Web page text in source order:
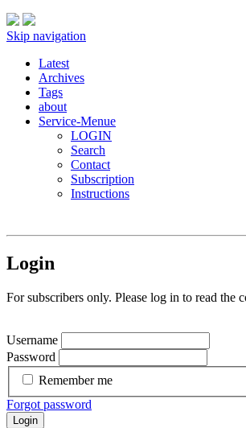
Skip navigation
Latest
Archives
Tags
about
Service-Menue
LOGIN
Search
Contact
Subscription
Instructions
Login
For subscribers only. Please log in to read the
Username
Password
Remember me
Forgot password
Login